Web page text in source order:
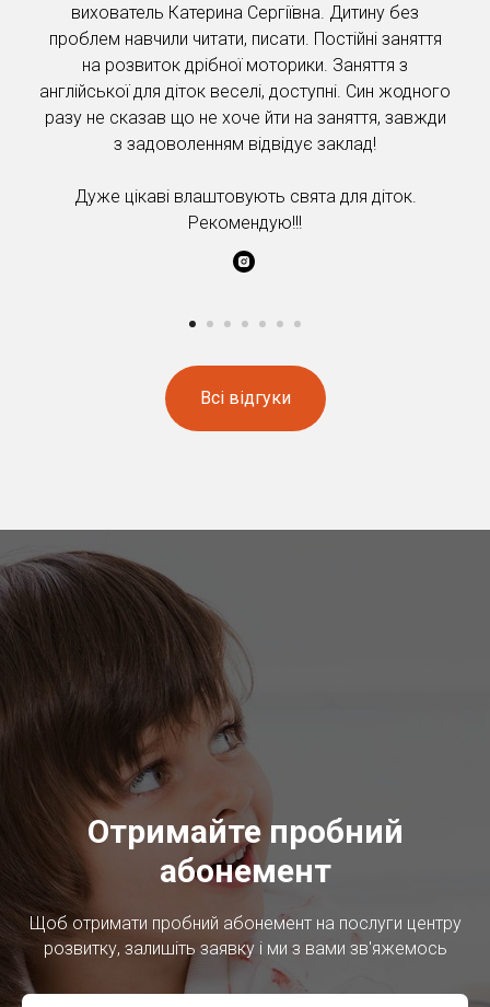
вихователь Катерина Сергіївна. Дитину без
проблем навчили читати, писати. Постійні заняття
на розвиток дрібної моторики. Заняття з
англійської для діток веселі, доступні. Син жодного
разу не сказав що не хоче йти на заняття, завжди
з задоволенням відвідує заклад!
Дуже цікаві влаштовують свята для діток.
Рекомендую!!!
Всі відгуки
Отримайте пробний
абонемент
Щоб отримати пробний абонемент на послуги центру
розвитку, залишіть заявку і ми з вами зв'яжемось